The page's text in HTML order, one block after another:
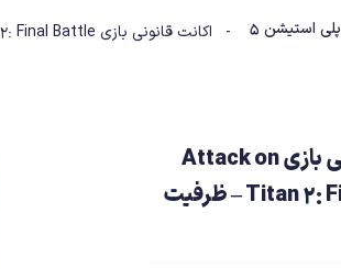
پلی استیشن ۵ - اکانت قانونی بازی Attack on Titan 2: Final Battle – ظرفیت 2 – PS5
اکانت قانونی بازی Attack on
Titan 2: Final Battle – ظرفیت